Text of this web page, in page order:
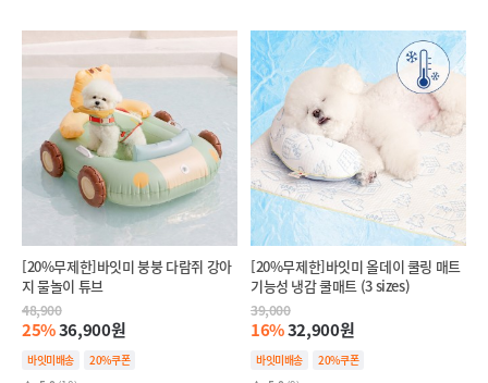
[20%무제한]바잇미 붕붕 다람쥐 강아
지 물놀이 튜브
48,900
25%36,900원
바잇미배송
20%쿠폰
[20%무제한]바잇미 올데이 쿨링 매트
기능성 냉감 쿨매트 (3 sizes)
39,000
16%32,900원
바잇미배송
20%쿠폰